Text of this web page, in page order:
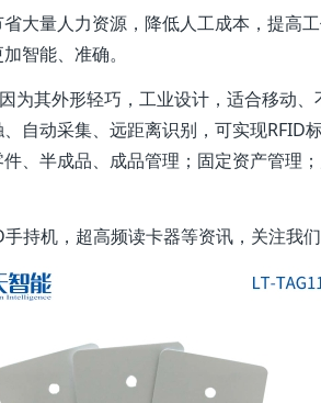
大量人力资源，降低人工成本，提高
智能、准确。
其外形轻巧，工业设计，适合移动、
自动采集、远距离识别，可实现RFID
、半成品、成品管理；固定资产管理
手持机，超高频读卡器等资讯，关注